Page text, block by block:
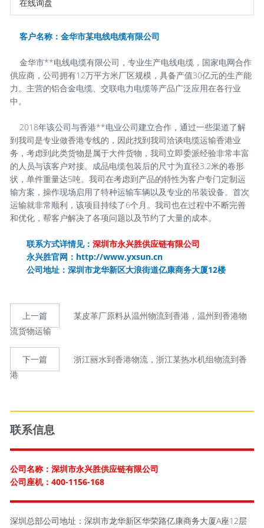
在线询盘
客户名称：金华市某电线电缆有限公司
金华市**电线电缆有限公司，专业生产电线电缆，国家电网合作
供应商，公司拥有12万平方米厂区规模，具备产值30亿元的生产能
力。主营的铝合金电缆、交联电力电缆等产品广泛应用在各行业
中。
2018年该公司与香港**电业公司建立合作，通过一些渠道了解
到我司是专业做香港专线的，因此找到我司洽谈电缆运输香港业
务，考虑到此类货物是属于大件货物，我司立即委派经验非常丰富
的人员与该客户对接。成品电缆包装后的尺寸为直径3.2米的卷形
状，单件重量达5吨。我司在考虑到产品的特性为客户专门定制运
输方案，操作现场启用了特种运输车辆以及专业的吊装设备。首次
运输就非常顺利，该项目持续了6个月。我司也在过程中不断完善
和优化，帮客户解决了各项问题以及节约了大量的成本。
联系方式详情见：深圳市永兴胜供应链有限公司
永兴胜官网： http://www.yxsun.cn
公司地址：深圳市龙华新区大浪街道亿康商务大厦12楼
上一篇
某皮革厂原料从温州物流到香港，温州到香港物
流货物运输
下一篇
浙江丽水到香港物流，浙江某热水机组物流到香
港
联系信息
公司名称：深圳市永兴胜供应链有限公司
公司座机：400-1156-168
深圳总部公司地址：深圳市龙华新区华荣路亿康商务大厦A座12层